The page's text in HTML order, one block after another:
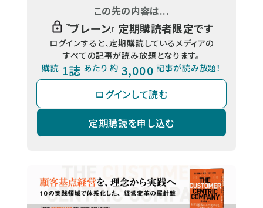
この先の内容は...
『ブレーン』 定期購読者限定です
ログインすると、定期購読しているメディアの
すべての記事が読み放題となります。
購読 1誌 あたり 約 3,000 記事が読み放題！
ログインして読む
定期購読を申し込む